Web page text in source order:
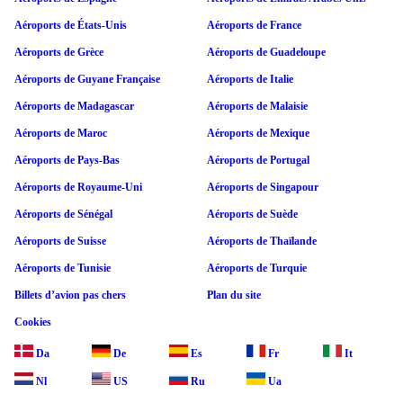
Aéroports de États-Unis Aéroports de France
Aéroports de Grèce Aéroports de Guadeloupe
Aéroports de Guyane Française Aéroports de Italie
Aéroports de Madagascar Aéroports de Malaisie
Aéroports de Maroc Aéroports de Mexique
Aéroports de Pays-Bas Aéroports de Portugal
Aéroports de Royaume-Uni Aéroports de Singapour
Aéroports de Sénégal Aéroports de Suède
Aéroports de Suisse Aéroports de Thaïlande
Aéroports de Tunisie Aéroports de Turquie
Billets d’avion pas chers Plan du site
Cookies
Da De Es Fr It
Nl US Ru Ua